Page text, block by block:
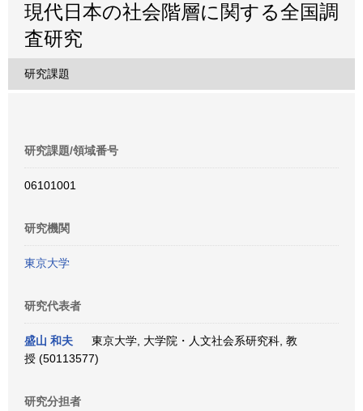
現代日本の社会階層に関する全国調
査研究
研究課題
研究課題/領域番号
06101001
研究機関
東京大学
研究代表者
盛山 和夫
東京大学, 大学院・人文社会系研究科, 教
授 (50113577)
研究分担者